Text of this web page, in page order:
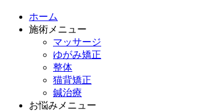
ホーム
施術メニュー
マッサージ
ゆがみ矯正
整体
猫背矯正
鍼治療
お悩みメニュー